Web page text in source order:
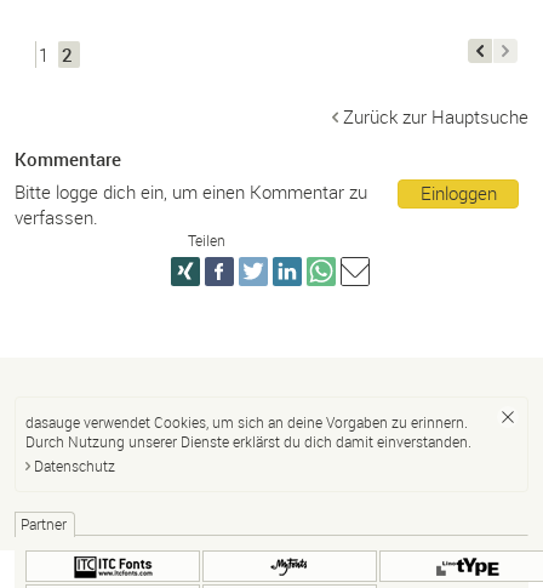
1 2
Zurück zur Hauptsuche
Kommentare
Einloggen
Bitte logge dich ein, um einen Kommentar zu
verfassen.
Teilen
dasauge verwendet Cookies, um sich an deine Vorgaben zu erinnern.
Durch Nutzung unserer Dienste erklärst du dich damit einverstanden.
Datenschutz
Partner